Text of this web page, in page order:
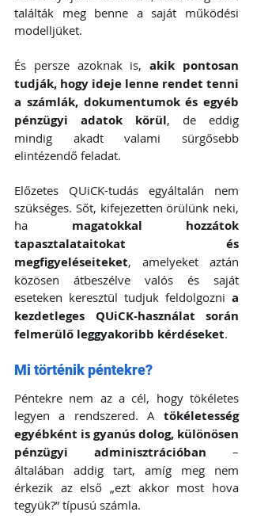
találták meg benne a saját működési
modelljüket.
És persze azoknak is, akik pontosan
tudják, hogy ideje lenne rendet tenni
a számlák, dokumentumok és egyéb
pénzügyi adatok körül, de eddig
mindig akadt valami sürgősebb
elintézendő feladat.
Előzetes QUiCK-tudás egyáltalán nem
szükséges. Sőt, kifejezetten örülünk neki,
ha magatokkal hozzátok
tapasztalataitokat és
megfigyeléseiteket, amelyeket aztán
közösen átbeszélve valós és saját
eseteken keresztül tudjuk feldolgozni a
kezdetleges QUiCK-használat során
felmerülő leggyakoribb kérdéseket.
Mi történik péntekre?
Péntekre nem az a cél, hogy tökéletes
legyen a rendszered. A tökéletesség
egyébként is gyanús dolog, különösen
pénzügyi adminisztrációban –
általában addig tart, amíg meg nem
érkezik az első „ezt akkor most hova
tegyük?” típusú számla.